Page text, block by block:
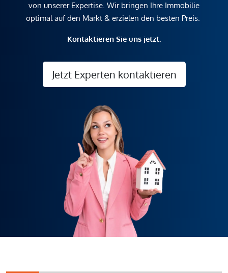
von unserer Expertise. Wir bringen Ihre Immobilie
optimal auf den Markt & erzielen den besten Preis.
Kontaktieren Sie uns jetzt.
Jetzt Experten kontaktieren